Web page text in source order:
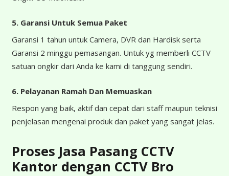
5. Garansi Untuk Semua Paket
Garansi 1 tahun untuk Camera, DVR dan Hardisk serta
Garansi 2 minggu pemasangan. Untuk yg memberli CCTV
satuan ongkir dari Anda ke kami di tanggung sendiri.
6. Pelayanan Ramah Dan Memuaskan
Respon yang baik, aktif dan cepat dari staff maupun teknisi
penjelasan mengenai produk dan paket yang sangat jelas.
Proses Jasa Pasang CCTV
Kantor dengan CCTV Bro